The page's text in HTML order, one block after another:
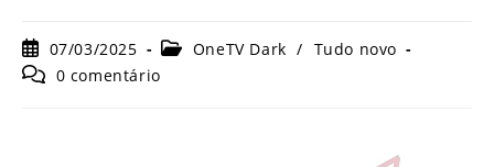
Post
publicado:
07/03/2025
Categoria
OneTV Dark / Tudo novo
Comentários
0 comentário